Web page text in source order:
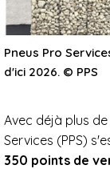
Pneus Pro
d'ici 2026. © PPS
Avec déjà plus
Services (PPS)
350 points de